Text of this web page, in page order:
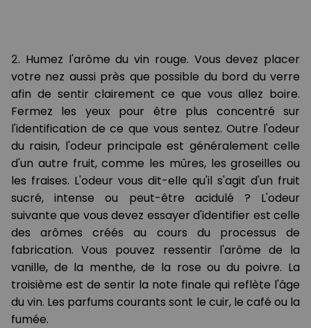
2. Humez l'arôme du vin rouge. Vous devez placer
votre nez aussi près que possible du bord du verre
afin de sentir clairement ce que vous allez boire.
Fermez les yeux pour être plus concentré sur
l'identification de ce que vous sentez. Outre l'odeur
du raisin, l'odeur principale est généralement celle
d'un autre fruit, comme les mûres, les groseilles ou
les fraises. L'odeur vous dit-elle qu'il s'agit d'un fruit
sucré, intense ou peut-être acidulé ? L'odeur
suivante que vous devez essayer d'identifier est celle
des arômes créés au cours du processus de
fabrication. Vous pouvez ressentir l'arôme de la
vanille, de la menthe, de la rose ou du poivre. La
troisième est de sentir la note finale qui reflète l'âge
du vin. Les parfums courants sont le cuir, le café ou la
fumée.